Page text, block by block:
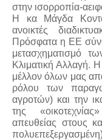
στην ισορροπία-
Η κα Μάγδα
ανοικτές
Πρόσφατα η ΕΕ
μετασχηματισμό
Κλιματική Αλλαγή.
μέλλον όλων μας
ρόλου των
αγροτών) και την
της
απευθείας στους